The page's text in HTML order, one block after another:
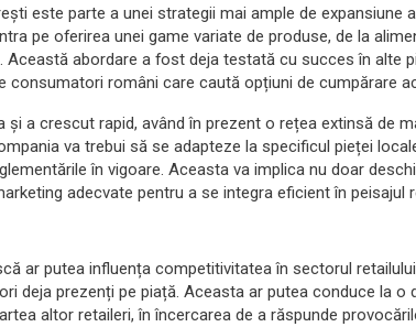
este parte a unei strategii mai ample de expansiune
pe oferirea unei game variate de produse, de la
abordare a fost deja testată cu succes în alte
consumatori români care caută opțiuni de cumpărare
a crescut rapid, având în prezent o rețea extinsă de
va trebui să se adapteze la specificul pieței
în vigoare. Aceasta va implica nu doar
adecvate pentru a se integra eficient în peisajul
ar putea influența competitivitatea în sectorul
deja prezenți pe piață. Aceasta ar putea conduce la o
altor retaileri, în încercarea de a răspunde